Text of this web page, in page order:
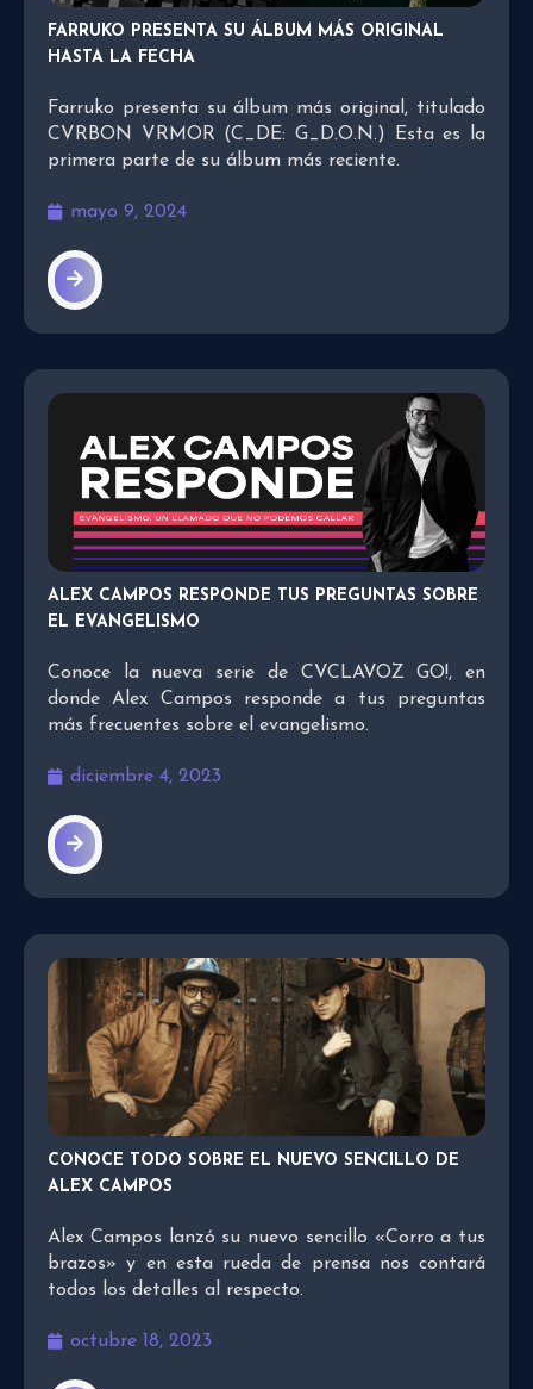
FARRUKO PRESENTA SU ÁLBUM MÁS ORIGINAL
HASTA LA FECHA
Farruko presenta su álbum más original, titulado
CVRBON VRMOR (C_DE: G_D.O.N.) Esta es la
primera parte de su álbum más reciente.
mayo 9, 2024
ALEX CAMPOS RESPONDE TUS PREGUNTAS SOBRE
EL EVANGELISMO
Conoce la nueva serie de CVCLAVOZ GO!, en
donde Alex Campos responde a tus preguntas
más frecuentes sobre el evangelismo.
diciembre 4, 2023
CONOCE TODO SOBRE EL NUEVO SENCILLO DE
ALEX CAMPOS
Alex Campos lanzó su nuevo sencillo «Corro a tus
brazos» y en esta rueda de prensa nos contará
todos los detalles al respecto.
octubre 18, 2023